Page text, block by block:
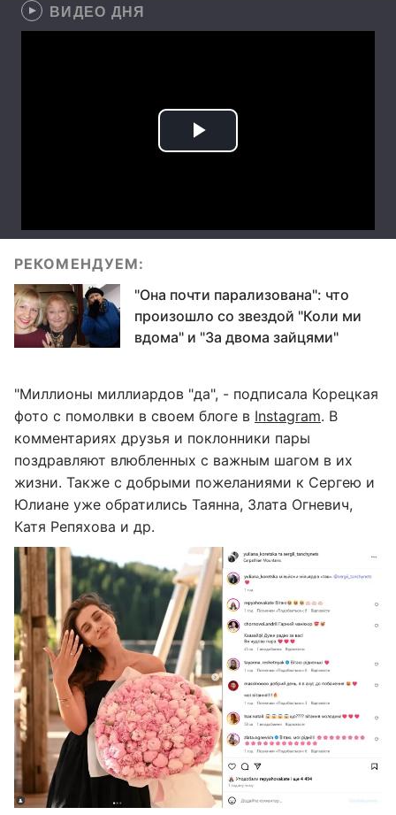
ВИДЕО ДНЯ
РЕКОМЕНДУЕМ:
"Она почти парализована": что
произошло со звездой "Коли ми
вдома" и "За двома зайцями"
"Миллионы миллиардов "да", - подписала Корецкая
фото с помолвки в своем блоге в Instagram. В
комментариях друзья и поклонники пары
поздравляют влюбленных с важным шагом в их
жизни. Также с добрыми пожеланиями к Сергею и
Юлиане уже обратились Таянна, Злата Огневич,
Катя Репяхова и др.